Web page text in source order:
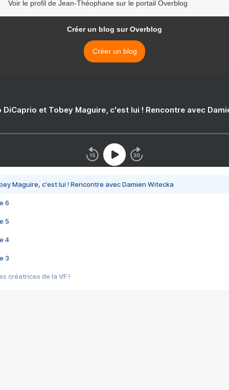
Voir le profil de Jean-Théophane sur le portail Overblog
Créer un blog sur Overblog
Créer un blog
DiCaprio et Tobey Maguire, c'est lui ! Rencontre avec
Maguire, c'est lui ! Rencontre avec Damien Witecka
6
5
4
3
créatrices de la VF !